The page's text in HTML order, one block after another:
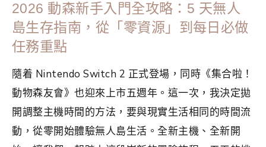
2026 動森新手入門全攻略：5 天無人
島生存指南，從「零資源」到每日必做
任務重點
隨着 Nintendo Switch 2 正式登場，同時《集合啦！
動物森友會》也迎來上市五週年。這一次，我決定拋
開調整主機時間的方法，要與現實生活相同的時間流
動，從零開始體驗無人島生活。全新主機、全新開